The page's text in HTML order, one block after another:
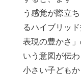
う感覚が際立
るハイブリッ
表現の豊かさ
いう意図が伝わ
小さい子ども